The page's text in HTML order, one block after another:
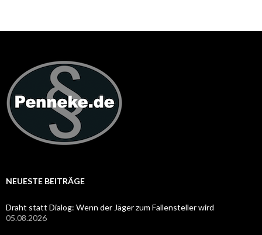
NEUESTE BEITRÄGE
Draht statt Dialog: Wenn der Jäger zum Fallensteller wird
05.08.2026